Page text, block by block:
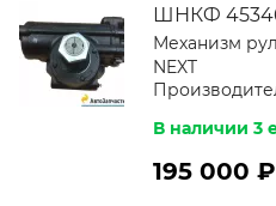
ШНКФ
Механизм
NEXT
В наличии 3
195 000 ₽